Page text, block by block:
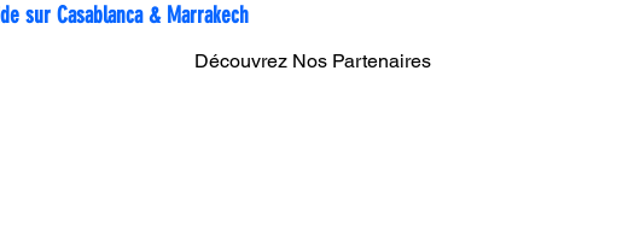
sur Casablanca & Marrakech
Découvrez Nos Partenaires